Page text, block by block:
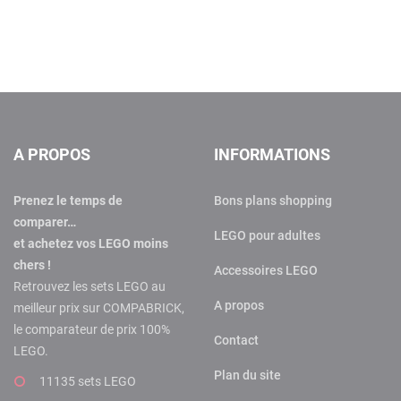
A PROPOS
Prenez le temps de
comparer…
et achetez vos LEGO moins
chers !
Retrouvez les sets LEGO au
meilleur prix sur COMPABRICK,
le comparateur de prix 100%
LEGO.
11135 sets LEGO
INFORMATIONS
Bons plans shopping
LEGO pour adultes
Accessoires LEGO
A propos
Contact
Plan du site